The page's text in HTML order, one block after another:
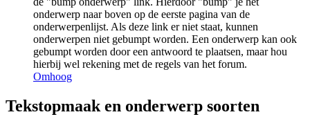
onderwerp naar boven op de eerste pagina van de
onderwerpenlijst. Als deze link er niet staat, kunnen
onderwerpen niet gebumpt worden. Een onderwerp kan ook
gebumpt worden door een antwoord te plaatsen, maar hou
hierbij wel rekening met de regels van het forum.
Omhoog
Tekstopmaak en onderwerp soorten